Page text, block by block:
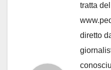
tratta
diretto